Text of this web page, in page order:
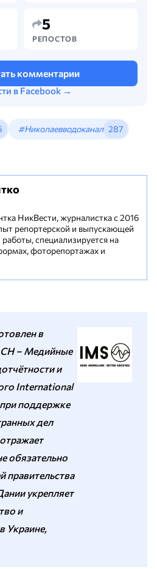
5
РЕПОСТОВ
комментарии
в Facebook →
#Николаевводоканал 287
НикВести, журналистка с 2016
репортерской и выпускающей
работы, специализируется на
фоторепортажах и
в
– Медийные
и
International
поддержке
дел
обязательно
правительства
укрепляет
и
Украине,